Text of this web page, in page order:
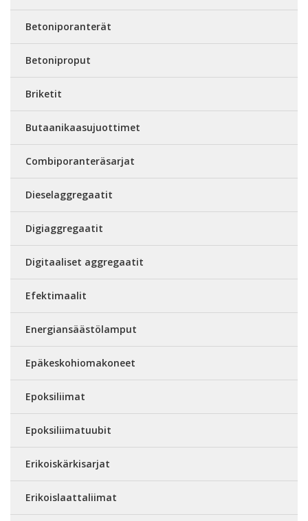
Betoniporanterät
Betoniproput
Briketit
Butaanikaasujuottimet
Combiporanteräsarjat
Dieselaggregaatit
Digiaggregaatit
Digitaaliset aggregaatit
Efektimaalit
Energiansäästölamput
Epäkeskohiomakoneet
Epoksiliimat
Epoksiliimatuubit
Erikoiskärkisarjat
Erikoislaattaliimat